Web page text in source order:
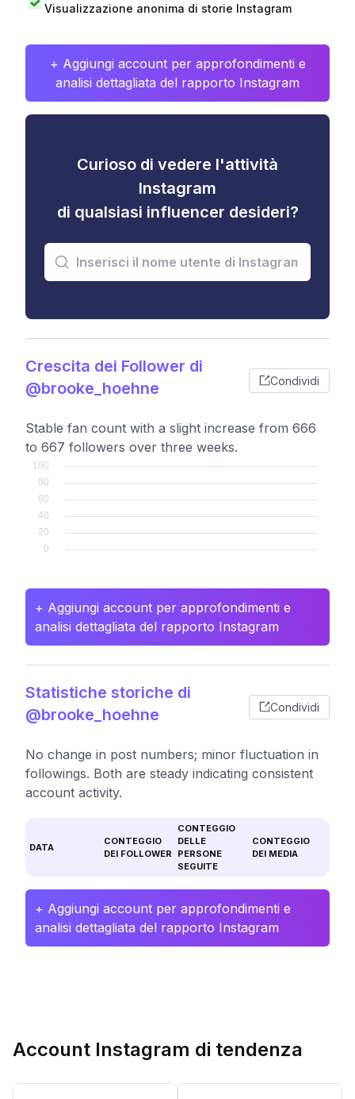
Visualizzazione anonima di storie Instagram
+ Aggiungi account per approfondimenti e
analisi dettagliata del rapporto Instagram
Curioso di vedere l'attività
Instagram
di qualsiasi influencer desideri?
Crescita dei Follower di
@brooke_hoehne
Condividi
Stable fan count with a slight increase from 666
to 667 followers over three weeks.
+ Aggiungi account per approfondimenti e
analisi dettagliata del rapporto Instagram
Statistiche storiche di
@brooke_hoehne
Condividi
No change in post numbers; minor fluctuation in
followings. Both are steady indicating consistent
account activity.
DATA
CONTEGGIO
DEI FOLLOWER
CONTEGGIO
DELLE
PERSONE
SEGUITE
CONTEGGIO
DEI MEDIA
+ Aggiungi account per approfondimenti e
analisi dettagliata del rapporto Instagram
Account Instagram di tendenza